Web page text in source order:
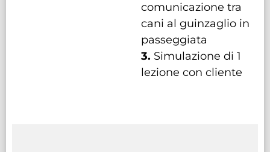
comunicazione tra
cani al guinzaglio in
passeggiata
3. Simulazione di 1
lezione con cliente